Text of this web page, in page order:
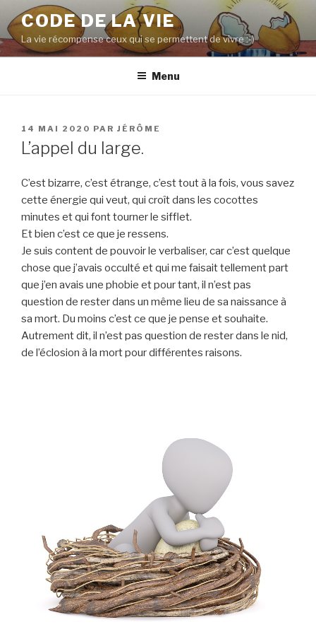
au
contenu
principal
CODE DE LA VIE
La vie récompense ceux qui se permettent de vivre :-)
Menu
PUBLIÉ
LE
14 MAI 2020 PAR JÉRÔME
L’appel du large.
C’est bizarre, c’est étrange, c’est tout à la fois, vous savez
cette énergie qui veut, qui croît dans les cocottes
minutes et qui font tourner le sifflet.
Et bien c’est ce que je ressens.
Je suis content de pouvoir le verbaliser, car c’est quelque
chose que j’avais occulté et qui me faisait tellement part
que j’en avais une phobie et pour tant, il n’est pas
question de rester dans un même lieu de sa naissance à
sa mort. Du moins c’est ce que je pense et souhaite.
Autrement dit, il n’est pas question de rester dans le nid,
de l’éclosion à la mort pour différentes raisons.